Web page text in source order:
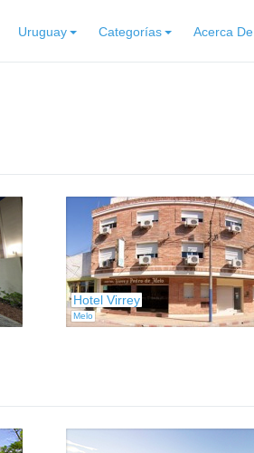
Uruguay Categorías Acerca De
Hotel Virrey
Melo